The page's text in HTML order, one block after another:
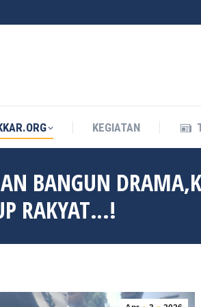
KEGIATAN
BANGUN
RAKYAT…!
KEGIATAN